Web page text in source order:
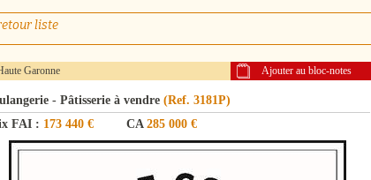
liste
Ajouter au bloc-notes
Garonne
- Pâtisserie à vendre (Ref. 3181P)
FAI : 173 440 € CA 285 000 €